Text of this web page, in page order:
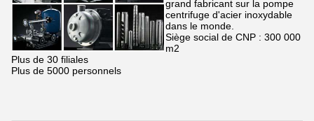
grand fabricant sur la pompe
centrifuge d'acier inoxydable
dans le monde.
Siège social de CNP : 300 000
m2
Plus de 30 filiales
Plus de 5000 personnels